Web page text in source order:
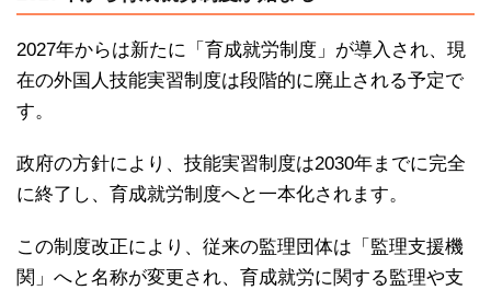
2027年からは新たに「育成就労制度」が導入され、現
在の外国人技能実習制度は段階的に廃止される予定で
す。
政府の方針により、技能実習制度は2030年までに完全
に終了し、育成就労制度へと一本化されます。
この制度改正により、従来の監理団体は「監理支援機
関」へと名称が変更され、育成就労に関する監理や支